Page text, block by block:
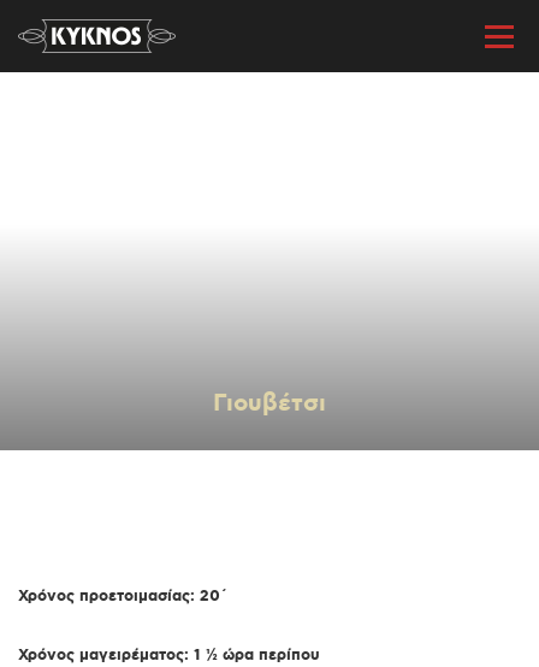
Γιουβέτσι
Χρόνος προετοιμασίας: 20΄
Χρόνος μαγειρέματος: 1 ½ ώρα περίπου